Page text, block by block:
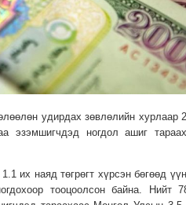
удирдах зөвлөлийн хурлаар
эзэмшигчдэд ногдол ашиг
их наяд төгрөгт хүрсэн бөгөөд
тооцоолсон байна. Нийт